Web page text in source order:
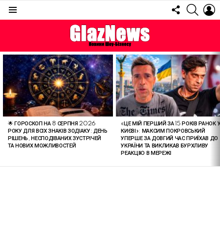
FOLLOW
US
ОСТАННІ
СТАТТІ
🌟 ГОРОСКОП НА 8 СЕРПНЯ 2026
РОКУ ДЛЯ ВСІХ ЗНАКІВ ЗОДІАКУ: ДЕНЬ
РІШЕНЬ, НЕСПОДІВАНИХ ЗУСТРІЧЕЙ
ТА НОВИХ МОЖЛИВОСТЕЙ
«ЦЕ МІЙ ПЕРШИЙ ЗА 15 РОКІВ РАНОК
КИЄВІ»: МАКСИМ ПОКРОВСЬКИЙ
УПЕРШЕ ЗА ДОВГИЙ ЧАС ПРИЇХАВ ДО
УКРАЇНИ ТА ВИКЛИКАВ БУРХЛИВУ
РЕАКЦІЮ В МЕРЕЖІ